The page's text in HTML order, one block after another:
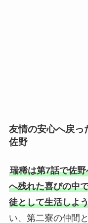
友情の安心へ戻っ
佐野
瑞稀は第7話で佐
へ残れた喜びの中
徒として生活しよ
い、第二寮の仲間